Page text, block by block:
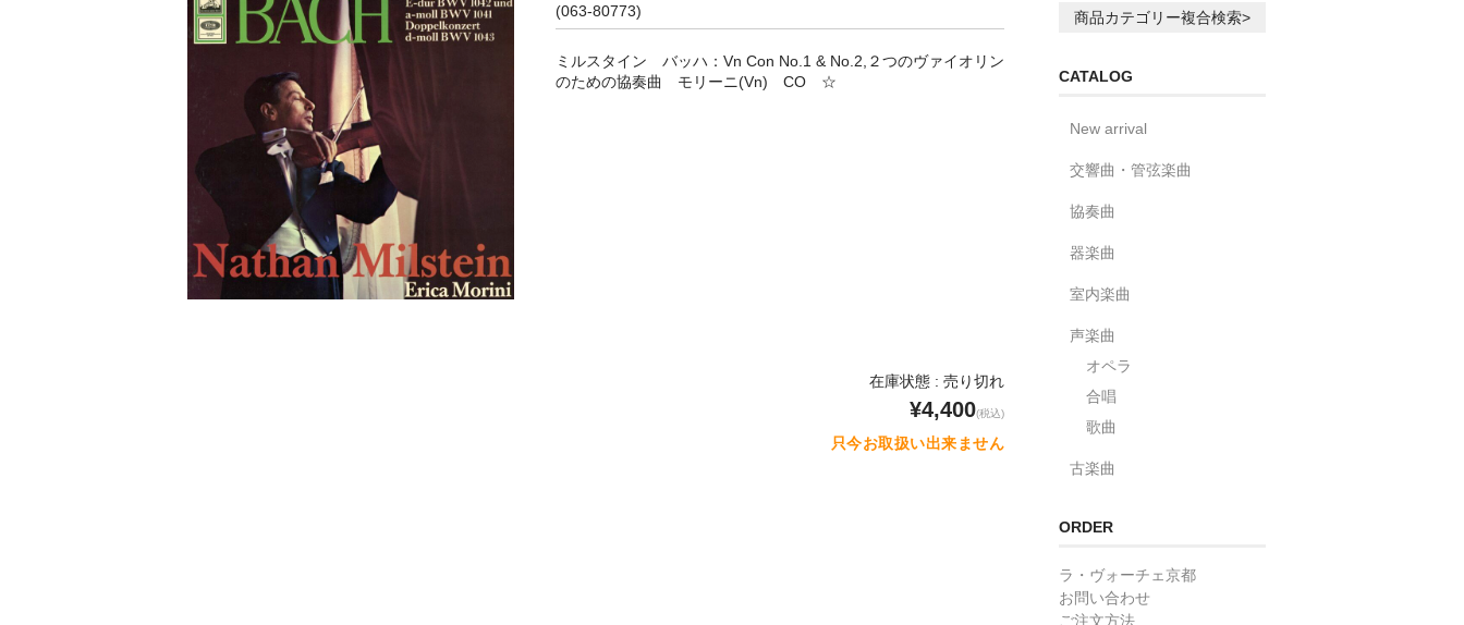
(063-80773)
ミルスタイン バッハ：Vn Con No.1 & No.2,２つのヴァイオリン
のための協奏曲 モリーニ(Vn) CO ☆
在庫状態 : 売り切れ
¥4,400(税込)
只今お取扱い出来ません
商品カテゴリー複合検索>
CATALOG
New arrival
交響曲・管弦楽曲
協奏曲
器楽曲
室内楽曲
声楽曲
オペラ
合唱
歌曲
古楽曲
ORDER
ラ・ヴォーチェ京都
お問い合わせ
ご注文方法